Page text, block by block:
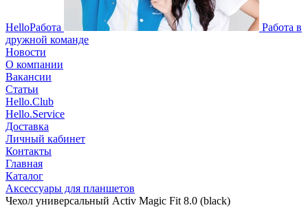
HelloРабота
Работа в
дружной команде
Новости
О компании
Вакансии
Статьи
Hello.Club
Hello.Service
Доставка
Личный кабинет
Контакты
Главная
Каталог
Аксессуары для планшетов
Чехол универсальный Activ Magic Fit 8.0 (black)